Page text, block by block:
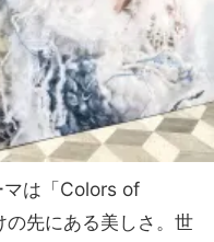
マは「Colors of
先にある美しさ。世